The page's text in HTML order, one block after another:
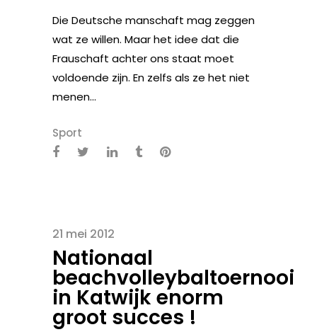
Die Deutsche manschaft mag zeggen
wat ze willen. Maar het idee dat die
Frauschaft achter ons staat moet
voldoende zijn. En zelfs als ze het niet
menen...
Sport
21 mei 2012
Nationaal
beachvolleybaltoernooi
in Katwijk enorm
groot succes !